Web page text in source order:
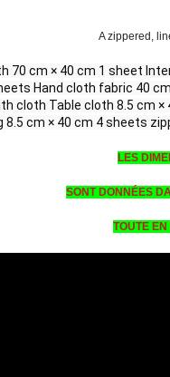
A zippered,
70 cm × 40 cm 1 sheet
Hand cloth fabric 40
cloth Table cloth 8.5 cm
8.5 cm × 40 cm 4 sheets
LES
SONT DONNÉES
TOUTE EN